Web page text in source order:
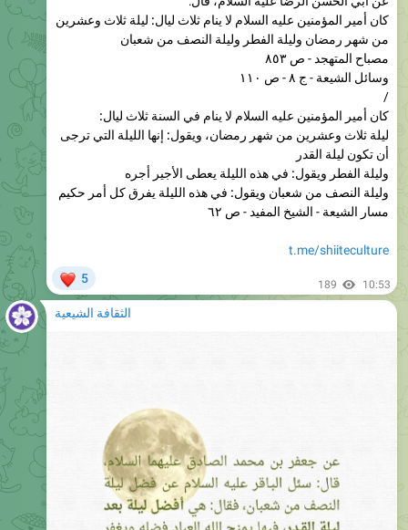
مصباح المتهجد - ص ٨٥٣
وسائل الشيعة - ج ٨ - ص ١١٠
/
كان أمير المؤمنين عليه السلام لا ينام في السنة ثلاث ليال:
ليلة ثلاث وعشرين من شهر رمضان، ويقول: إنها الليلة التي ترجى
أن تكون ليلة القدر
وليلة الفطر ويقول: في هذه الليلة يعطى الأجير أجره
وليلة النصف من شعبان ويقول: في هذه الليلة يفرق كل أمر حكيم
مسار الشيعة - الشيخ المفيد - ص ٦٢
t.me/shiiteculture
189 10:53
الثقافة الشيعية